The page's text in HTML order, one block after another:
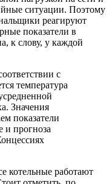
ситуации. Поэтому
реагируют
показатели в
к слову, у каждой
с
температура
Значения
показатели
и прогноза
котельные работают